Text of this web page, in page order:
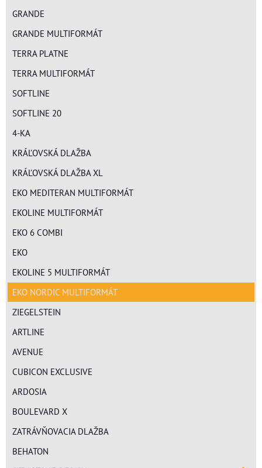
GRANDE
GRANDE MULTIFORMÁT
TERRA PLATNE
TERRA MULTIFORMÁT
SOFTLINE
SOFTLINE 20
4-KA
KRÁĽOVSKÁ DLAŽBA
KRÁĽOVSKÁ DLAŽBA XL
EKO MEDITERAN MULTIFORMÁT
EKOLINE MULTIFORMÁT
EKO 6 COMBI
EKO
EKOLINE 5 MULTIFORMÁT
EKO NORDIC MULTIFORMÁT
ZIEGELSTEIN
ARTLINE
AVENUE
CUBICON EXCLUSIVE
ARDOSIA
BOULEVARD X
ZATRÁVŇOVACIA DLAŽBA
BEHATON